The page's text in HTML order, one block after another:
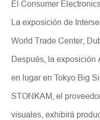
El Consumer
La exposición de
World Trade Center,
Después, la exposición
en lugar en Tokyo Big
STONKAM, el
visuales, exhibirá